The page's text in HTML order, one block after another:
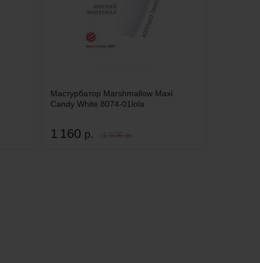
Мастурбатор Marshmallow Maxi
Candy White 8074-01lola
1 160 р. 1 506 р.